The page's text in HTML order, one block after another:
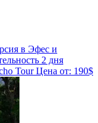
в Эфес и
2 дня
TourЦена от: 190$